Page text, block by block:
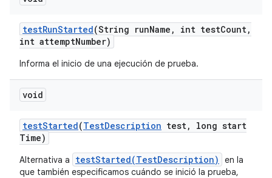
testRunStarted(String runName , int testCount,
int attemptNumber)
Informa el inicio de una ejecución de prueba.
void
testStarted(TestDescription test,
long start
Time)
Alternativa a testStarted(TestDescription)
en la
que también especificamos cuándo se inició la prueba,